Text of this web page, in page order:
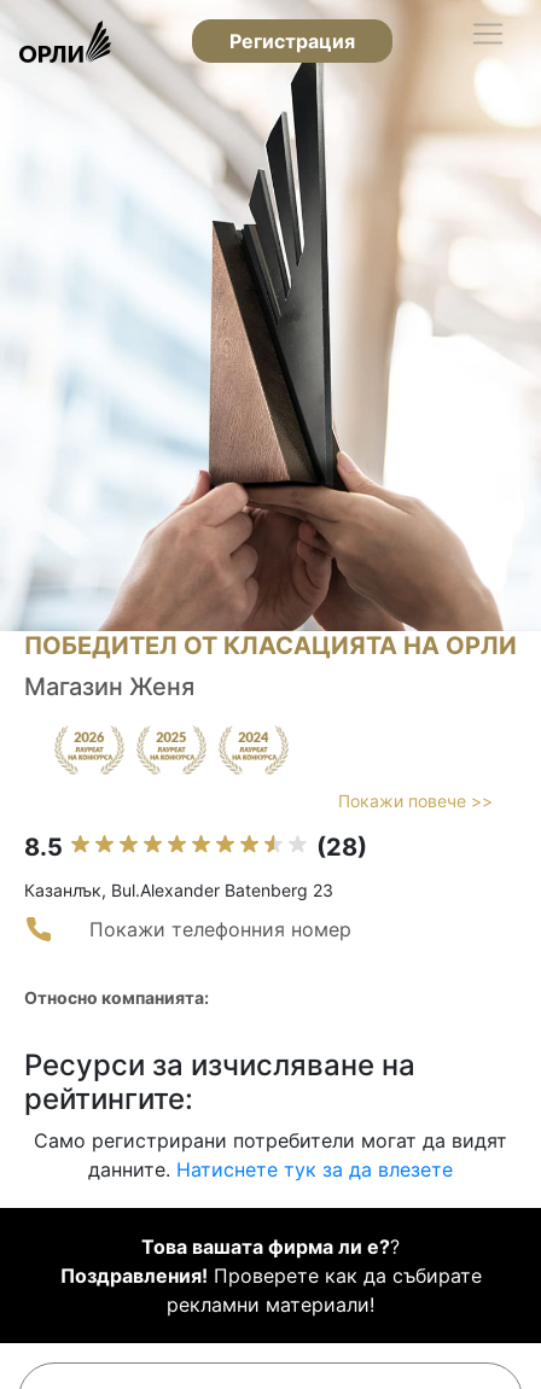
Регистрация
ПОБЕДИТЕЛ ОТ КЛАСАЦИЯТА НА ОРЛИ
Магазин Женя
Покажи повече >>
8.5 (28)
Казанлък, Bul.Alexander Batenberg 23
Покажи телефонния номер
Относно компанията:
Ресурси за изчисляване на
рейтингите:
Само регистрирани потребители могат да видят
данните. Натиснете тук за да влезете
Това вашата фирма ли е??
Поздравления! Проверете как да събирате
рекламни материали!